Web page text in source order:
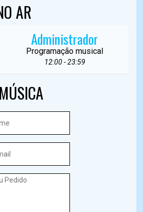
AR
Administrador
Programação musical
12:00 - 23:59